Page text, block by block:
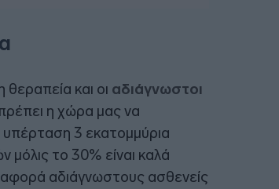
θεραπεία και οι αδιάγνωστοι
η χώρα μας να
3 εκατομμύρια
το 30% είναι καλά
αδιάγνωστους ασθενείς